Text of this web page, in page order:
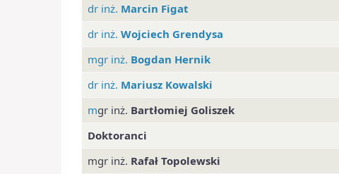
dr inż. Marcin Figat
dr inż. Wojciech Grendysa
mgr inż. Bogdan Hernik
dr inż. Mariusz Kowalski
mgr inż. Bartłomiej Goliszek
Doktoranci
mgr inż. Rafał Topolewski